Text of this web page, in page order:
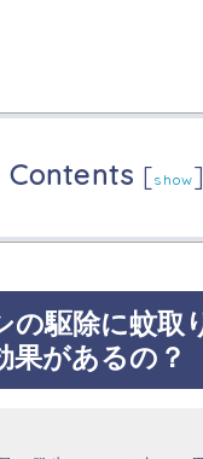
Contents [show]
の駆除に蚊取
果があるの？